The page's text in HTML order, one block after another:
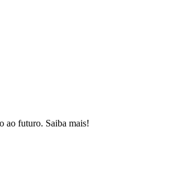
ao futuro. Saiba mais!